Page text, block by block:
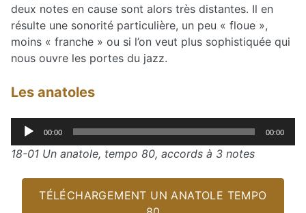
deux notes en cause sont alors très distantes. Il en
résulte une sonorité particulière, un peu « floue »,
moins « franche » ou si l’on veut plus sophistiquée qui
nous ouvre les portes du jazz.
Les anatoles
Lecteur00:00 00:00
18-01 Un anatole, tempo 80, accords à 3 notes
TÉLÉCHARGEMENT UN ANATOLE TEMPO